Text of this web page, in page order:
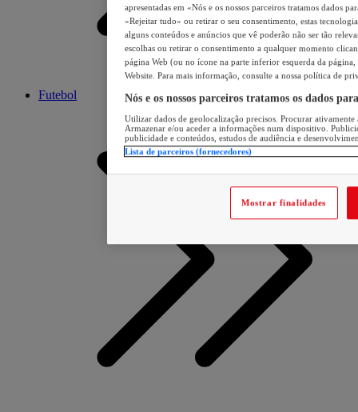
Futebol
apresentadas em «Nós e os nossos parceiros tratamos dados
«Rejeitar tudo» ou retirar o seu consentimento, estas
alguns conteúdos e anúncios que vê poderão não ser tão
escolhas ou retirar o consentimento a qualquer momento
página Web (ou no ícone na parte inferior esquerda da página,
Website. Para mais informação, consulte a nossa política de
Nós e os nossos parceiros tratamos os dados
Utilizar dados de geolocalização precisos. Procurar
Armazenar e/ou aceder a informações num dispositivo.
publicidade e conteúdos, estudos de audiência e
Lista de parceiros (fornecedores)
Mostrar finalidades